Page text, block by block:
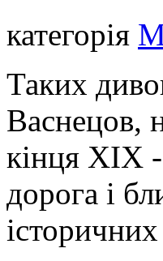
категорія
Таких
Васнецов,
кінця XIX
дорога і